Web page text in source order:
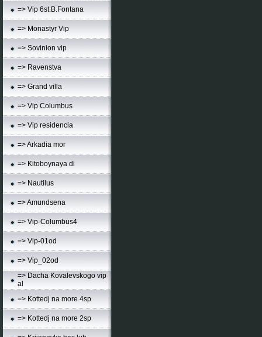
=> Vip 6st.B.Fontana
=> Monastyr Vip
=> Sovinion vip
=> Ravenstva
=> Grand villa
=> Vip Columbus
=> Vip residencia
=> Arkadia mor
=> Kitoboynaya di
=> Nautilus
=> Amundsena
=> Vip-Columbus4
=> Vip-01od
=> Vip_02od
=> Dacha Kovalevskogo vip
al
=> Kottedj na more 4sp
=> Kottedj na more 2sp